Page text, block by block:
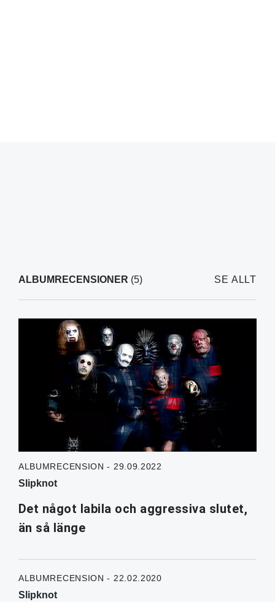
ALBUMRECENSIONER (5) SE ALLT
ALBUMRECENSION - 29.09.2022
Slipknot
Det något labila och aggressiva slutet,
än så länge
ALBUMRECENSION - 22.02.2020
Slipknot